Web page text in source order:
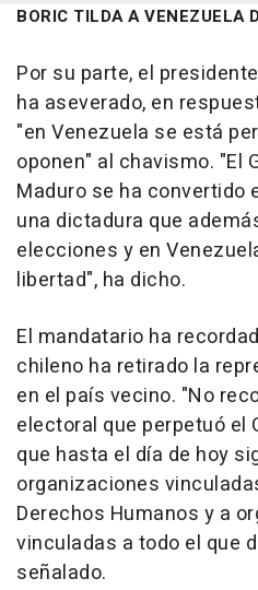
BORIC TILDA A VENEZUELA
Por su parte, el
ha aseverado, en
"en Venezuela se está
oponen" al chavismo. "El
Maduro se ha convertido
una dictadura que
elecciones y en
libertad", ha dicho.
El mandatario ha
chileno ha retirado la
en el país vecino. "No
electoral que perpetuó el
que hasta el día de hoy
organizaciones
Derechos Humanos y a
vinculadas a todo el que
señalado.